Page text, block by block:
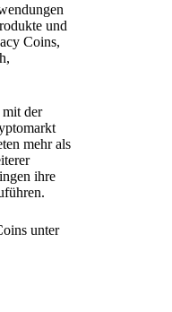
und
Coins,
der
mehr als
ihre
unter